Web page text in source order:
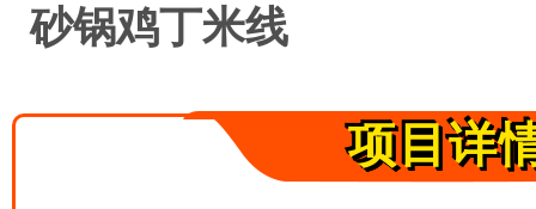
砂锅鸡丁米线
项目详